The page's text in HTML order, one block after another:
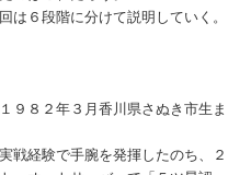
６段階に分けて説明していく。
９８２年３月香川県さぬき市生ま
戦経験で手腕を発揮したのち、２